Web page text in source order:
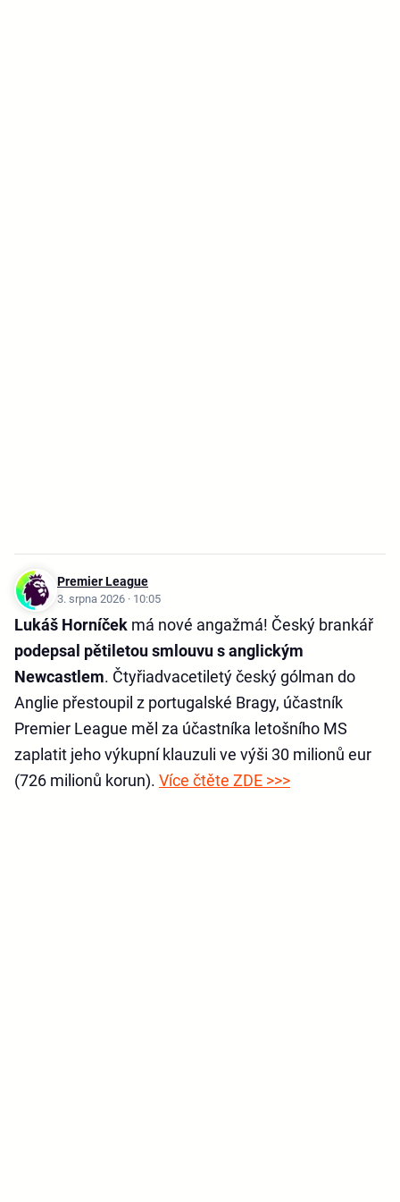
Premier League
3. srpna 2026 · 10:05
Lukáš Horníček má nové angažmá! Český brankář
podepsal pětiletou smlouvu s anglickým
Newcastlem. Čtyřiadvacetiletý český gólman do
Anglie přestoupil z portugalské Bragy, účastník
Premier League měl za účastníka letošního MS
zaplatit jeho výkupní klauzuli ve výši 30 milionů eur
(726 milionů korun). Více čtěte ZDE >>>